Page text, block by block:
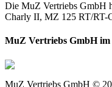
Die MuZ Vertriebs GmbH
Charly II, MZ 125 RT/RT-
MuZ Vertriebs GmbH
MuZ Vertriebs GmbH ©